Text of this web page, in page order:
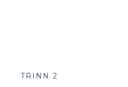
TRINN 2